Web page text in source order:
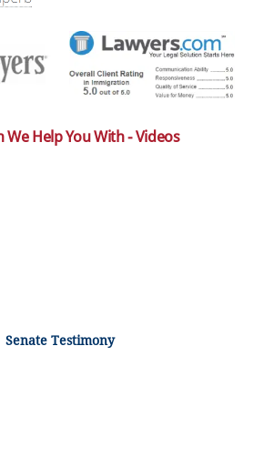
We Help You With - Videos
Senate Testimony